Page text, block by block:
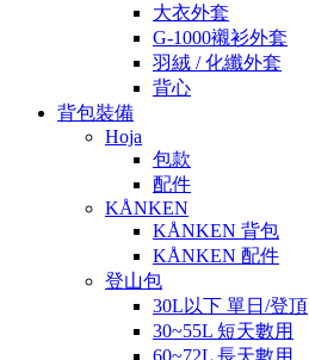
大衣外套
G-1000襯衫外套
羽絨 / 化纖外套
背心
背包裝備
Hoja
包款
配件
KÅNKEN
KÅNKEN 背包
KÅNKEN 配件
登山包
30L以下 單日/登頂
30~55L 短天數用
60~72L 長天數用